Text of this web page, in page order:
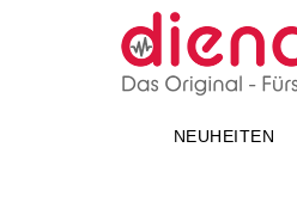
NEUHEITEN